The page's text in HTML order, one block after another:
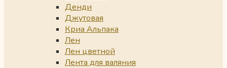
Денди
Джутовая
Криа Альпака
Лен
Лен цветной
Лента для валяния